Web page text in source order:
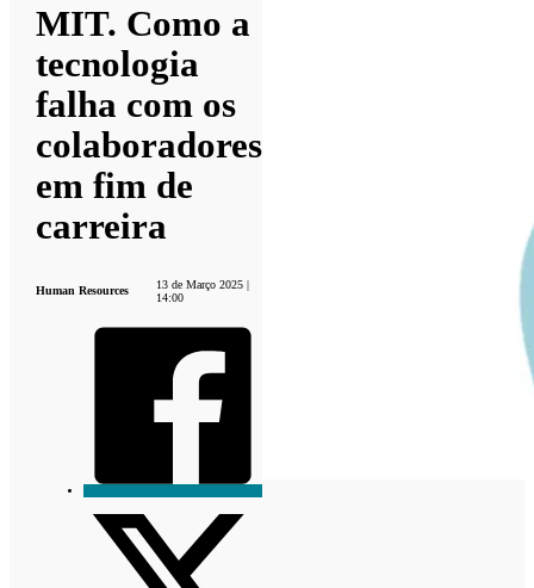
MIT. Como a
tecnologia
falha com os
colaboradores
em fim de
carreira
Human Resources
13 de Março 2025 |
14:00